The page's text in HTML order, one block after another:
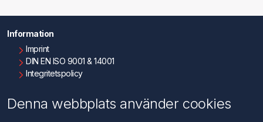
Information
Imprint
DIN EN ISO 9001 & 14001
Integritetspolicy
Kontakta oss
Denna webbplats använder cookies